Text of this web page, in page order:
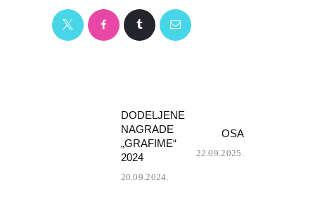
КРЕТАЊЕ
ЧЛАНКА
Previous
post:
DODELJENE
NAGRADE
„GRAFIME“
2024
20.09.2024.
Next
post:
OSA
22.09.2025.